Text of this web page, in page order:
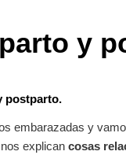
y
postparto.
embarazadas y
explican cosas